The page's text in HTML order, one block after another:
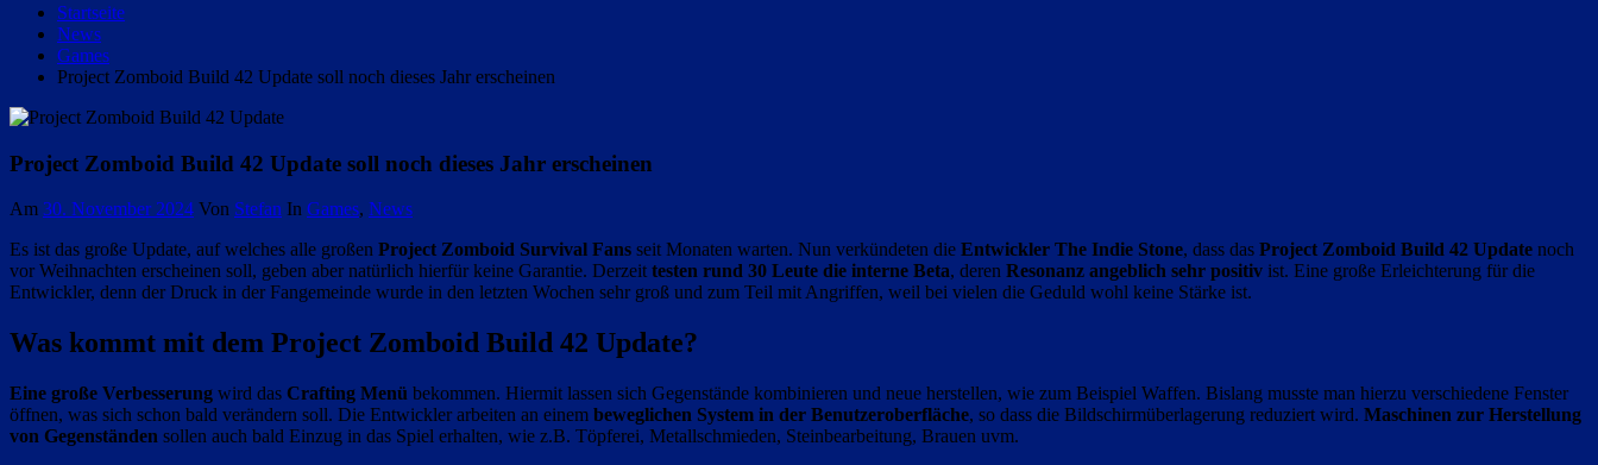
Startseite
News
Games
Project Zomboid Build 42 Update soll noch dieses Jahr erscheinen
Project Zomboid Build 42 Update soll noch dieses Jahr erscheinen
Am 30. November 2024 Von Stefan In Games, News
Es ist das große Update, auf welches alle großen Project Zomboid Survival Fans seit Monaten warten. Nun verkündeten die Entwickler The Indie Stone, dass das Project Zomboid Build 42 Update noch
vor Weihnachten erscheinen soll, geben aber natürlich hierfür keine Garantie. Derzeit testen rund 30 Leute die interne Beta, deren Resonanz angeblich sehr positiv ist. Eine große Erleichterung für die
Entwickler, denn der Druck in der Fangemeinde wurde in den letzten Wochen sehr groß und zum Teil mit Angriffen, weil bei vielen die Geduld wohl keine Stärke ist.
Was kommt mit dem Project Zomboid Build 42 Update?
Eine große Verbesserung wird das Crafting Menü bekommen. Hiermit lassen sich Gegenstände kombinieren und neue herstellen, wie zum Beispiel Waffen. Bislang musste man hierzu verschiedene Fenster
öffnen, was sich schon bald verändern soll. Die Entwickler arbeiten an einem beweglichen System in der Benutzeroberfläche, so dass die Bildschirmüberlagerung reduziert wird. Maschinen zur Herstellung
von Gegenständen sollen auch bald Einzug in das Spiel erhalten, wie z.B. Töpferei, Metallschmieden, Steinbearbeitung, Brauen uvm.